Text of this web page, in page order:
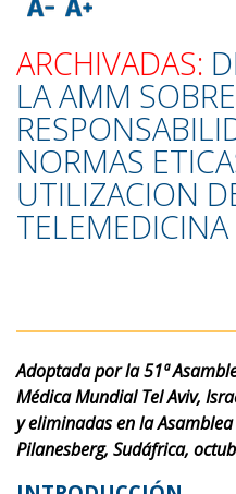
ARCHIVADAS:
LA AMM
NORMAS
UTILIZACION
TELEMEDICINA
Adoptada por la 51ª
Médica Mundial Tel Aviv,
y eliminadas en la
Pilanesberg, Sudáfrica,